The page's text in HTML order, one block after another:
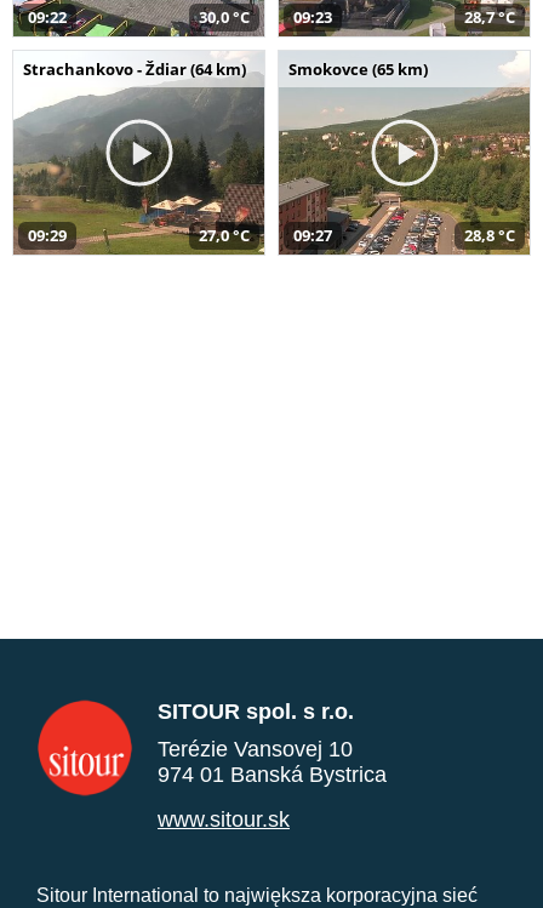
09:22 30,0 °C 09:23 28,7 °C
Strachankovo - Ždiar (64 km)
09:29 27,0 °C
Smokovce (65 km)
09:27 28,8 °C
SITOUR spol. s r.o.
Terézie Vansovej 10
974 01 Banská Bystrica
www.sitour.sk
Sitour International to największa korporacyjna sieć